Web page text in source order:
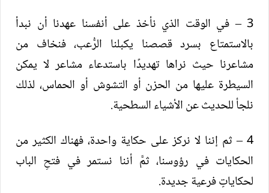
3 – في الوقت الذي نأخذ على أنفسنا عهدنا أن نبدأ
بالاستمتاع بسرد قصصنا يكبلنا الرُّعب، فنخاف من
مشاعرنا حيث نراها تهديدًا باستدعاء مشاعر لا يمكن
السيطرة عليها من الحزن أو التشوش أو الحماس، لذلك
نلجأ للحديث عن الأشياء السطحية.
4 – ثم إننا لا نركز على حكاية واحدة، فهناك الكثير من
الحكايات في رؤوسنا، ثمَّ أننا نستمر في فتحِ الباب
لحكاياتٍ فرعية جديدة.